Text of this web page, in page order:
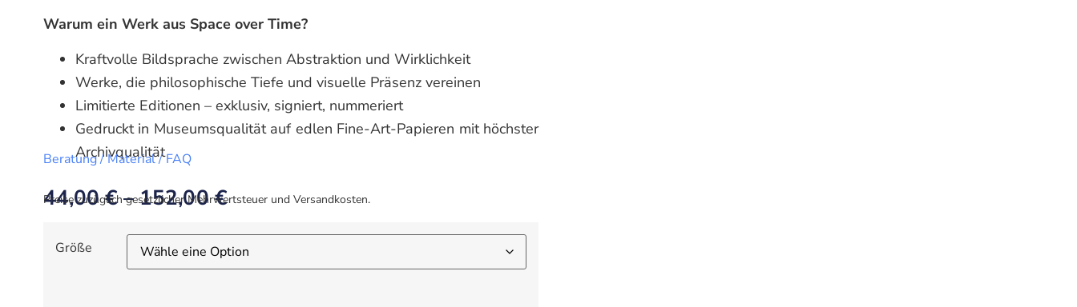
Warum ein Werk aus Space over Time?
Kraftvolle Bildsprache zwischen Abstraktion und Wirklichkeit
Werke, die philosophische Tiefe und visuelle Präsenz vereinen
Limitierte Editionen – exklusiv, signiert, nummeriert
Gedruckt in Museumsqualität auf edlen Fine-Art-Papieren mit höchster
Archivqualität
Beratung / Material / FAQ
44,00€–152,00€
Preise zuzüglich gesetzlicher Mehrwertsteuer und Versandkosten.
Größe